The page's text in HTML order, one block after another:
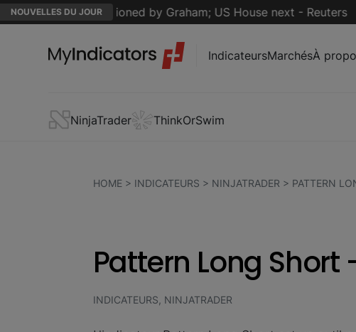
NOUVELLES DU JOUR
championed by Graham; US House next - Reuters
IndicateursMarchésÀ
NinjaTrader ThinkOrSwim
HOME> INDICATEURS > NINJATRADER > PATTERN
Pattern Long Short
INDICATEURS, NINJATRADER